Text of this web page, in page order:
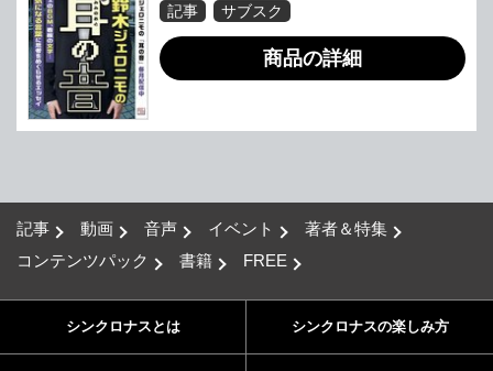
記事 サブスク
商品の詳細
記事 動画 音声 イベント
著者＆特集
コンテンツパック
書籍 FREE
シンクロナスとは シンクロナスの楽しみ方